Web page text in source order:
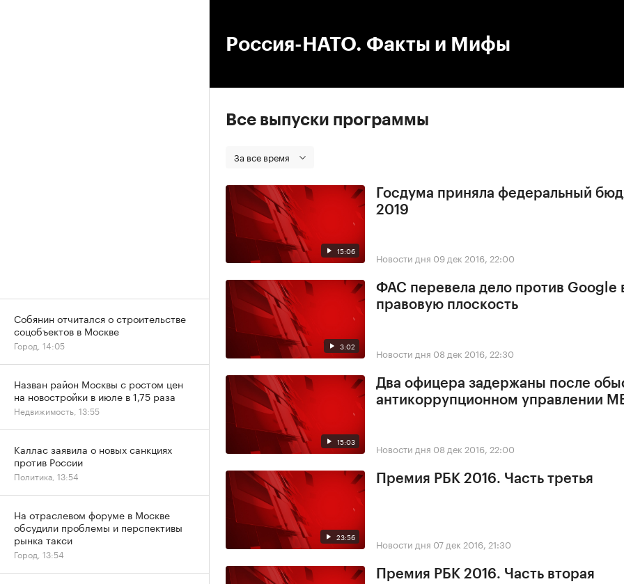
Россия-НАТО. Факты и Мифы
Все выпуски программы
За все время
15:06
Госдума приняла федеральный
2019
Новости дня 09 дек 2016, 22:00
3:02
ФАС перевела дело против Google
правовую плоскость
Новости дня 08 дек 2016, 22:30
15:03
Два офицера задержаны после
антикоррупционном управлении
Новости дня 08 дек 2016, 22:00
23:56
Премия РБК 2016. Часть третья
Новости дня 07 дек 2016, 21:30
Премия РБК 2016. Часть вторая
Собянин отчитался о строительстве
соцобъектов в Москве
Город, 14:05
Назван район Москвы с ростом цен
на новостройки в июле в 1,75 раза
Недвижимость, 13:55
Каллас заявила о новых санкциях
против России
Политика, 13:54
На отраслевом форуме в Москве
обсудили проблемы и перспективы
рынка такси
Город, 13:54